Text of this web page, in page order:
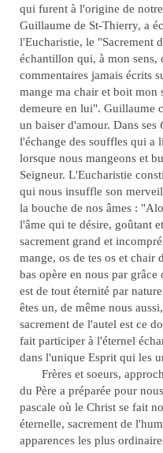
qui furent à l'origine de
Guillaume de St-Thierry, a
l'Eucharistie, le "Sacrement
échantillon qui, à mon sens,
commentaires jamais écrits
mange ma chair et boit mon
demeure en lui". Guillaume
un baiser d'amour. Dans ses
l'échange des souffles qui a
lorsque nous mangeons et
Seigneur. L'Eucharistie
qui nous insuffle son
la bouche de nos âmes :
l'âme qui te désire, goûtant
sacrement grand et
mange, os de tes os et chair
bas opère en nous par
est de tout éternité par
êtes un, de même nous
sacrement de l'autel est ce
fait participer à l'éternel
dans l'unique Esprit qui les
Frères et soeurs,
du Père a préparée pour
pascale où le Christ se fait
éternelle, sacrement de
apparences les plus